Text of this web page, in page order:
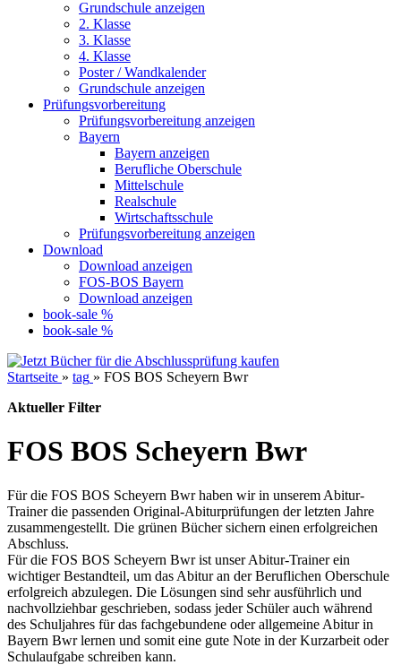
Grundschule anzeigen
2. Klasse
3. Klasse
4. Klasse
Poster / Wandkalender
Grundschule anzeigen
Prüfungsvorbereitung
Prüfungsvorbereitung anzeigen
Bayern
Bayern anzeigen
Berufliche Oberschule
Mittelschule
Realschule
Wirtschaftsschule
Prüfungsvorbereitung anzeigen
Download
Download anzeigen
FOS-BOS Bayern
Download anzeigen
book-sale %
book-sale %
Startseite » tag » FOS BOS Scheyern Bwr
Aktueller Filter
FOS BOS Scheyern Bwr
Für die FOS BOS Scheyern Bwr haben wir in unserem Abitur-
Trainer die passenden Original-Abiturprüfungen der letzten Jahre
zusammengestellt. Die grünen Bücher sichern einen erfolgreichen
Abschluss.
Für die FOS BOS Scheyern Bwr ist unser Abitur-Trainer ein
wichtiger Bestandteil, um das Abitur an der Beruflichen Oberschule
erfolgreich abzulegen. Die Lösungen sind sehr ausführlich und
nachvollziehbar geschrieben, sodass jeder Schüler auch während
des Schuljahres für das fachgebundene oder allgemeine Abitur in
Bayern Bwr lernen und somit eine gute Note in der Kurzarbeit oder
Schulaufgabe schreiben kann.